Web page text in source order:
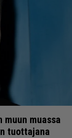
muassa
tuottajana